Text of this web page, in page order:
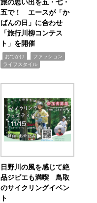
旅の思い出を五・七・
五で！ エースが「か
ばんの日」に合わせ
「旅行川柳コンテス
ト」を開催
おでかけ ファッション
ライフスタイル
日野川の風を感じて絶
品ジビエも満喫 鳥取
のサイクリングイベン
ト